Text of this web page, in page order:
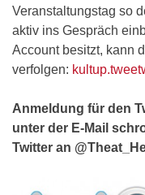
Veranstaltungstag so
aktiv ins Gespräch
Account besitzt, kann
verfolgen:
Anmeldung für den
unter der E-Mail
Twitter an